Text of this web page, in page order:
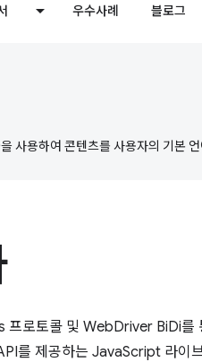
우수사례 블로그
사용하여 콘텐츠를 사용자의 기본
로토콜 및 WebDriver BiDi를
를 제공하는 JavaScript 라이